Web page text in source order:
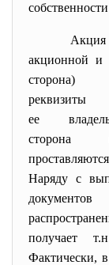
Акция как
акционной
ее
сторона
Наряду с
получает
Фактически, в